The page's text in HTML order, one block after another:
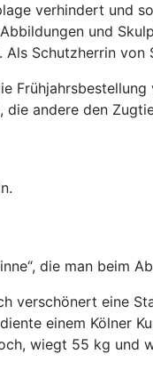
verhindert
und
Schutzherrin
andere den
die man beim
verschönert eine
einem Kölner
wiegt 55 kg und